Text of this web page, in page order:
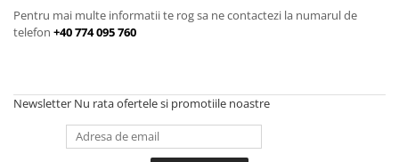
Furci si accesorii
Manete Schimbatoare & Frane
Pinioane
Portbagaje si cosuri
Roti ajutatoare
Sonerii
Suporturi & Standuri
Veste
Pentru mai multe informatii te rog sa ne contactezi la numarul de
telefon +40 774 095 760
Newsletter Nu rata ofertele si promotiile noastre